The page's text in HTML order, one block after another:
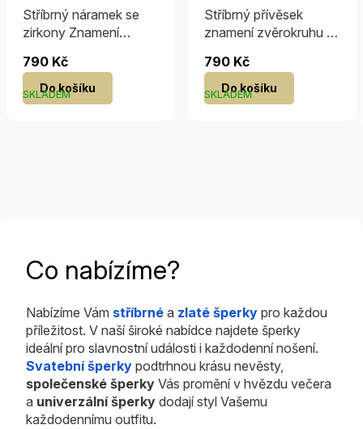
Stříbrný náramek se
zirkony Znamení
SKLADEM
790 Kč
Do košíku
Stříbrný přívěsek
znamení zvěrokruhu -
SKLADEM
790 Kč
Do košíku
Co nabízíme?
Nabízíme Vám stříbrné a zlaté šperky pro každou
příležitost. V naší široké nabídce najdete šperky
ideální pro slavnostní události i každodenní nošení.
Svatební šperky podtrhnou krásu nevěsty,
společenské šperky Vás promění v hvězdu večera
a univerzální šperky dodají styl Vašemu
každodennímu outfitu.